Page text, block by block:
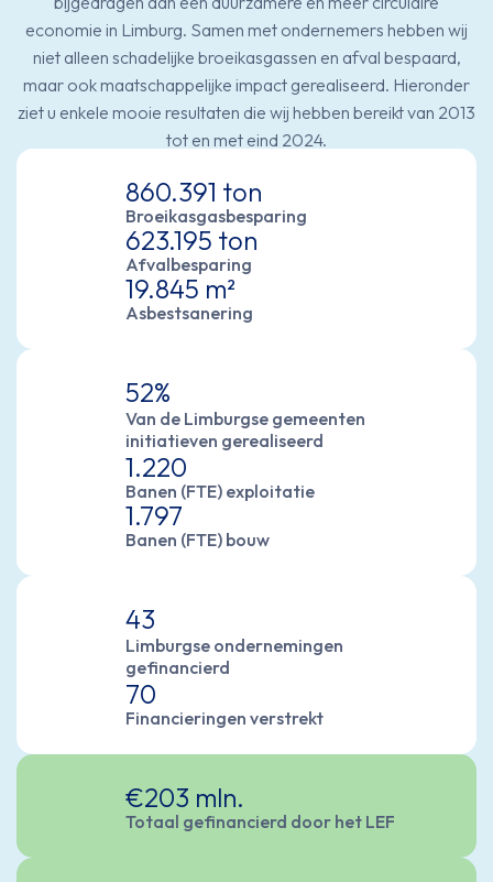
economie in Limburg. Samen met ondernemers hebben wij
niet alleen schadelijke broeikasgassen en afval bespaard,
maar ook maatschappelijke impact gerealiseerd. Hieronder
ziet u enkele mooie resultaten die wij hebben bereikt van 2013
tot en met eind 2024.
860.391 ton
Broeikasgasbesparing
623.195 ton
Afvalbesparing
19.845 m²
Asbestsanering
52%
Van de Limburgse gemeenten
initiatieven gerealiseerd
1.220
Banen (FTE) exploitatie
1.797
Banen (FTE) bouw
43
Limburgse ondernemingen
gefinancierd
70
Financieringen verstrekt
€203 mln.
Totaal gefinancierd door het LEF